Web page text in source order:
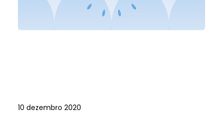
10 dezembro 2020